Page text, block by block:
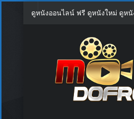
ดูหนังออนไลน์ ฟรี ดูหนังใหม่ ดูหนั